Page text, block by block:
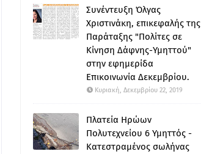
Συνέντευξη Όλγας
Χριστινάκη, επικεφαλής της
Παράταξης "Πολίτες σε
Κίνηση Δάφνης-Υμηττού"
στην εφημερίδα
Επικοινωνία Δεκεμβρίου.
Κυριακή, Δεκεμβρίου 22, 2019
Πλατεία Ηρώων
Πολυτεχνείου 6 Υμηττός -
Κατεστραμένος σωλήνας